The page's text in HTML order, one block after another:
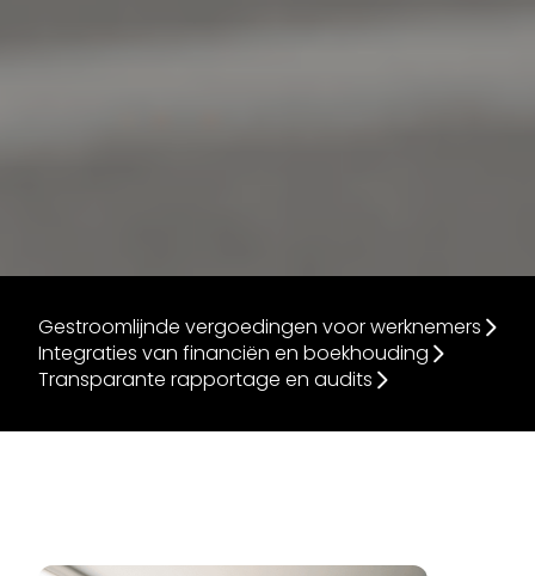
Gestroomlijnde vergoedingen voor werknemers
Integraties van financiën en boekhouding
Transparante rapportage en audits